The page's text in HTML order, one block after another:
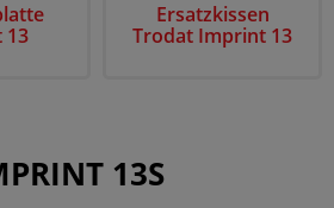
13
Ersatzkissen
Trodat Imprint 13
13S